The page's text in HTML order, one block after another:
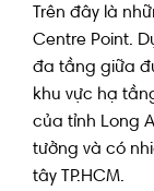
Trên đây là
Centre Point.
đa tầng giữa
khu vực hạ
của tỉnh Long
tưởng và có
tây TP.HCM.